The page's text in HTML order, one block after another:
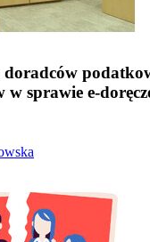
doradców
w sprawie e-